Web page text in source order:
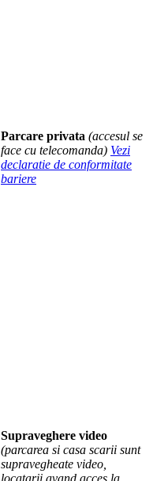
Parcare privata (accesul se
face cu telecomanda) Vezi
declaratie de conformitate
bariere
Supraveghere video
(parcarea si casa scarii sunt
supravegheate video,
locatarii avand acces la